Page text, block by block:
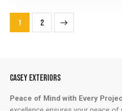
POSTS
PAGINATION
Page
1 Page
2
CASEY EXTERIORS
Peace of Mind with Every